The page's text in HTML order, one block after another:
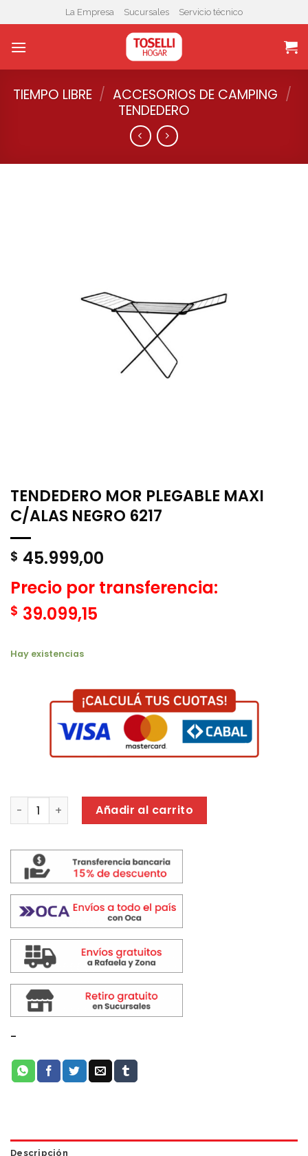
to
content
La Empresa Sucursales Servicio técnico
TIEMPO LIBRE / ACCESORIOS DE CAMPING /
TENDEDERO
TENDEDERO MOR PLEGABLE MAXI
C/ALAS NEGRO 6217
$ 45.999,00
Precio por transferencia:
$ 39.099,15
Hay existencias
TENDEDERO MOR PLEGABLE MAXI C/ALAS NEGRO 6217
Añadir al carrito
-
Descripción